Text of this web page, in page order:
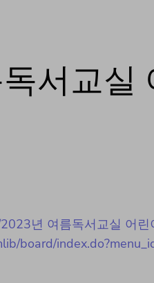
서교실
년 여름독서교실 어린
board/